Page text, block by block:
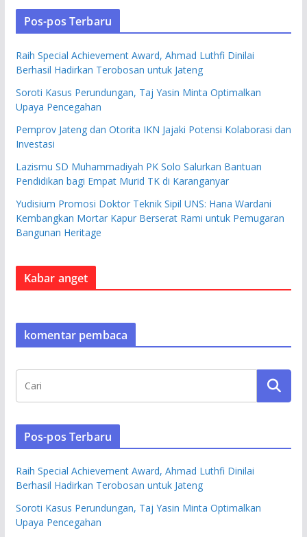
Pos-pos Terbaru
Raih Special Achievement Award, Ahmad Luthfi Dinilai
Berhasil Hadirkan Terobosan untuk Jateng
Soroti Kasus Perundungan, Taj Yasin Minta Optimalkan
Upaya Pencegahan
Pemprov Jateng dan Otorita IKN Jajaki Potensi Kolaborasi dan
Investasi
Lazismu SD Muhammadiyah PK Solo Salurkan Bantuan
Pendidikan bagi Empat Murid TK di Karanganyar
Yudisium Promosi Doktor Teknik Sipil UNS: Hana Wardani
Kembangkan Mortar Kapur Berserat Rami untuk Pemugaran
Bangunan Heritage
Kabar anget
komentar pembaca
Pos-pos Terbaru
Raih Special Achievement Award, Ahmad Luthfi Dinilai
Berhasil Hadirkan Terobosan untuk Jateng
Soroti Kasus Perundungan, Taj Yasin Minta Optimalkan
Upaya Pencegahan